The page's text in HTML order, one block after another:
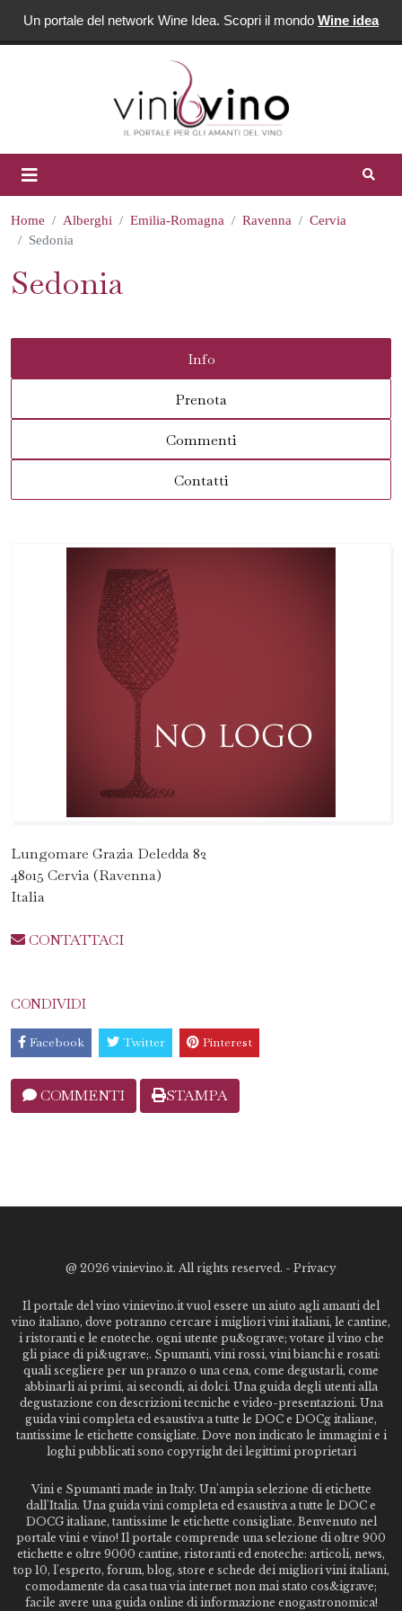
Un portale del network Wine Idea. Scopri il mondo Wine idea
Home Alberghi Emilia-Romagna Ravenna
Cervia
Sedonia
Sedonia
Info
Prenota
Commenti
Contatti
Lungomare Grazia Deledda 82
48015 Cervia (Ravenna)
Italia
CONTATTACI
CONDIVIDI
Facebook Twitter Pinterest
COMMENTI STAMPA
@ 2026 vinievino.it. All rights reserved. - Privacy
Il portale del vino vinievino.it vuol essere un aiuto agli amanti del
vino italiano, dove potranno cercare i migliori vini italiani, le cantine,
i ristoranti e le enoteche. ogni utente pu&ograve; votare il vino che
gli piace di pi&ugrave;. Spumanti, vini rossi, vini bianchi e rosati:
quali scegliere per un pranzo o una cena, come degustarli, come
abbinarli ai primi, ai secondi, ai dolci. Una guida degli utenti alla
degustazione con descrizioni tecniche e video-presentazioni. Una
guida vini completa ed esaustiva a tutte le DOC e DOCg italiane,
tantissime le etichette consigliate. Dove non indicato le immagini e i
loghi pubblicati sono copyright dei legittimi proprietari
Vini e Spumanti made in Italy. Un'ampia selezione di etichette
dall'Italia. Una guida vini completa ed esaustiva a tutte le DOC e
DOCG italiane, tantissime le etichette consigliate. Benvenuto nel
portale vini e vino! Il portale comprende una selezione di oltre 900
etichette e oltre 9000 cantine, ristoranti ed enoteche: articoli, news,
top 10, l'esperto, forum, blog, store e schede dei migliori vini italiani,
comodamente da casa tua via internet non mai stato cos&igrave;
facile avere una guida online di informazione enogastronomica!